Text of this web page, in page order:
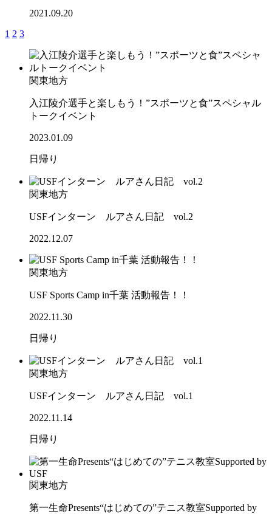
2021.09.20
1 2 3
関東地方
入江陵介選手と楽しもう！”スポーツと食”スペシャル
トークイベント
2023.01.09
日帰り
関東地方
USFインターン ルアさん日記 vol.2
2022.12.07
関東地方
USF Sports Camp in千葉 活動報告！！
2022.11.30
日帰り
関東地方
USFインターン ルアさん日記 vol.1
2022.11.14
日帰り
関東地方
第一生命Presents“はじめての”テニス教室Supported by